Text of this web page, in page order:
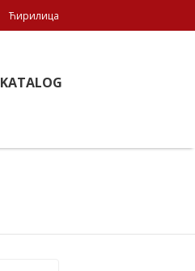
Ћирилица
KATALOG